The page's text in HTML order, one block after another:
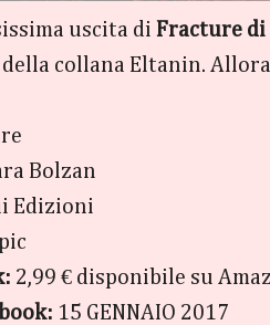
uscita di Fracture di
collana Eltanin.
Bolzan
Edizioni
2,99 € disponibile su
15 GENNAIO 2017